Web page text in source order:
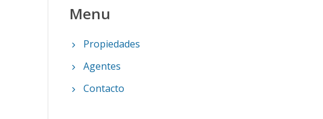
Menu
Propiedades
Agentes
Contacto